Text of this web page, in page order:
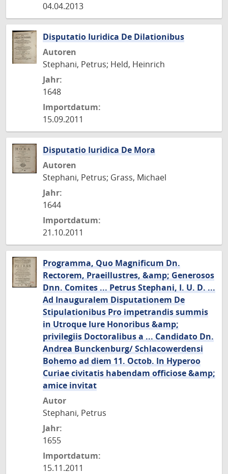
04.04.2013
Disputatio Iuridica De Dilationibus
Autoren
Stephani, Petrus; Held, Heinrich
Jahr:
1648
Importdatum:
15.09.2011
Disputatio Iuridica De Mora
Autoren
Stephani, Petrus; Grass, Michael
Jahr:
1644
Importdatum:
21.10.2011
Programma, Quo Magnificum Dn.
Rectorem, Praeillustres, &amp; Generosos
Dnn. Comites ... Petrus Stephani, I. U. D. ...
Ad Inauguralem Disputationem De
Stipulationibus Pro impetrandis summis
in Utroque Iure Honoribus &amp;
privilegiis Doctoralibus a ... Candidato Dn.
Andrea Bunckenburg/ Schlacowerdensi
Bohemo ad diem 11. Octob. In Hyperoo
Curiae civitatis habendam officiose &amp;
amice invitat
Autor
Stephani, Petrus
Jahr:
1655
Importdatum:
15.11.2011